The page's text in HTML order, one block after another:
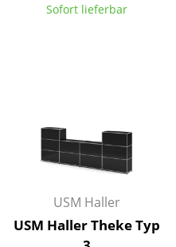
Sofort lieferbar
USM Haller
USM Haller Theke Typ